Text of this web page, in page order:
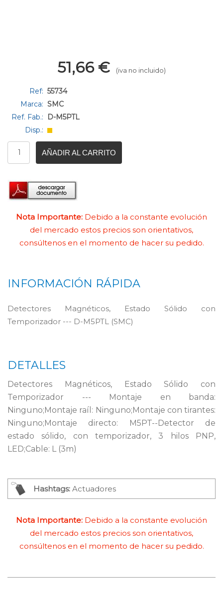
51,66 € (iva no incluido)
Ref: 55734
Marca: SMC
Ref. Fab.:
D-M5PTL
Disp.:
AÑADIR AL CARRITO
Nota Importante: Debido a la constante evolución
del mercado estos precios son orientativos,
consúltenos en el momento de hacer su pedido.
INFORMACIÓN RÁPIDA
Detectores Magnéticos, Estado Sólido con
Temporizador --- D-M5PTL (SMC)
DETALLES
Detectores Magnéticos, Estado Sólido con
Temporizador --- Montaje en banda:
Ninguno;Montaje raíl: Ninguno;Montaje con tirantes:
Ninguno;Montaje directo: M5PT--Detector de
estado sólido, con temporizador, 3 hilos PNP,
LED;Cable: L (3m)
Hashtags: Actuadores
Nota Importante: Debido a la constante evolución
del mercado estos precios son orientativos,
consúltenos en el momento de hacer su pedido.